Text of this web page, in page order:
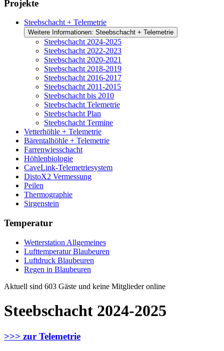
Projekte
Steebschacht + Telemetrie
Weitere Informationen: Steebschacht + Telemetrie
Steebschacht 2024-2025
Steebschacht 2022-2023
Steebschacht 2020-2021
Steebschacht 2018-2019
Steebschacht 2016-2017
Steebschacht 2011-2015
Steebschacht bis 2010
Steebschacht Telemetrie
Steebschacht Plan
Steebschacht Termine
Vetterhöhle + Telemetrie
Bärentalhöhle + Telemetrie
Farrenwiesschacht
Höhlenbiologie
CaveLink-Telemetriesystem
DistoX2 Vermessung
Peilen
Thermographie
Sirgenstein
Temperatur
Wetterstation Allgemeines
Lufttemperatur Blaubeuren
Luftdruck Blaubeuren
Regen in Blaubeuren
Aktuell sind 603 Gäste und keine Mitglieder online
Steebschacht 2024-2025
>>> zur Telemetrie